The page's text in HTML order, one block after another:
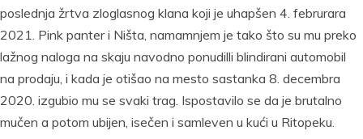
poslednja žrtva zloglasnog klana koji je uhapšen 4. februrara
2021. Pink panter i Ništa, namamnjem je tako što su mu preko
lažnog naloga na skaju navodno ponudilli blindirani automobil
na prodaju, i kada je otišao na mesto sastanka 8. decembra
2020. izgubio mu se svaki trag. Ispostavilo se da je brutalno
mučen a potom ubijen, isečen i samleven u kući u Ritopeku.